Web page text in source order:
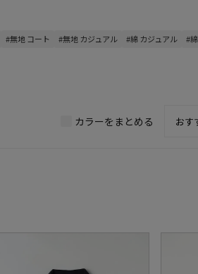
#無地 コート #無地 カジュアル #綿 カジュアル #
カラーをまとめる